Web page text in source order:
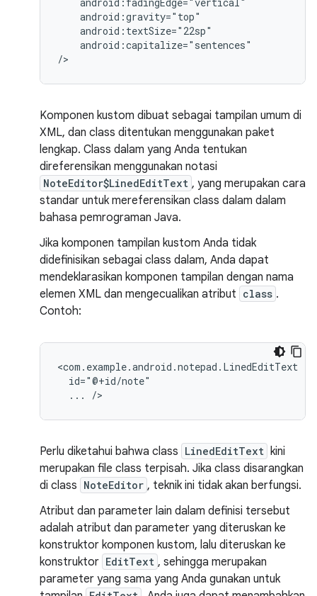
android:capitalize="sentences"
/>
Komponen kustom dibuat sebagai tampilan umum di
XML, dan class ditentukan menggunakan paket
lengkap. Class dalam yang Anda tentukan
direferensikan menggunakan notasi
NoteEditor$LinedEditText , yang merupakan cara
standar untuk mereferensikan class dalam dalam
bahasa pemrograman Java.
Jika komponen tampilan kustom Anda tidak
didefinisikan sebagai class dalam, Anda dapat
mendeklarasikan komponen tampilan dengan nama
elemen XML dan mengecualikan atribut class .
Contoh:
...
/>
Perlu diketahui bahwa class LinedEditText kini
merupakan file class terpisah. Jika class disarangkan
di class NoteEditor , teknik ini tidak akan berfungsi.
Atribut dan parameter lain dalam definisi tersebut
adalah atribut dan parameter yang diteruskan ke
konstruktor komponen kustom, lalu diteruskan ke
konstruktor EditText , sehingga merupakan
parameter yang sama yang Anda gunakan untuk